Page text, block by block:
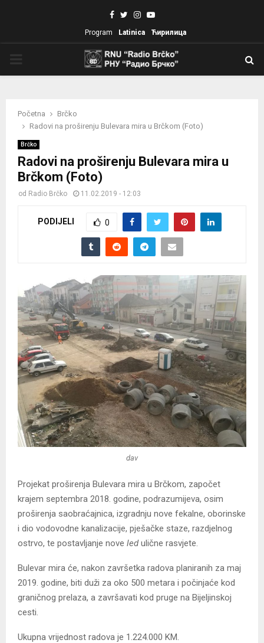
Facebook
TwitterInstagram
Youtube
Program Latinica Ћирилица
Početna
Brčko
Radovi na proširenju Bulevara mira u Brčkom (Foto)
Brčko
Radovi na proširenju Bulevara mira u
Brčkom (Foto)
od Radio Brčko 11.02.2019 - 12:03
PODIJELI 0
dav
Projekat proširenja Bulevara mira u Brčkom, započet
krajem septembra 2018. godine, podrazumijeva, osim
proširenja saobraćajnica, izgradnju nove fekalne, oborinske
i dio vodovodne kanalizacije, pješačke staze, razdjelnog
ostrvo, te postavljanje nove ledulične rasvjete.
Bulevar mira će, nakon završetka radova planiranih za maj
2019. godine, biti duži za oko 500 metara i počinjaće kod
graničnog prelaza, a završavati kod pruge na Bijeljinskoj
cesti.
Ukupna vrijednost radova je 1.224.000 KM.